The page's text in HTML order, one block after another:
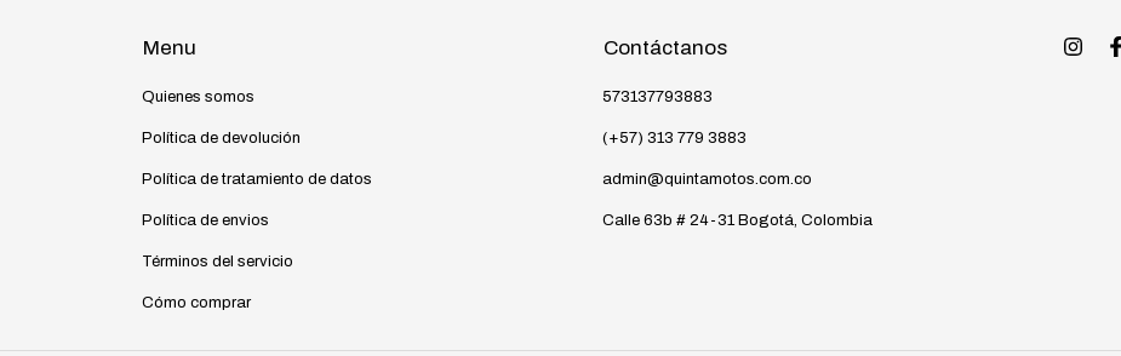
Menu
Quienes somos
Política de devolución
Política de tratamiento de datos
Política de envios
Términos del servicio
Cómo comprar
Contáctanos
573137793883
(+57) 313 779 3883
admin@quintamotos.com.co
Calle 63b # 24-31 Bogotá, Colombia